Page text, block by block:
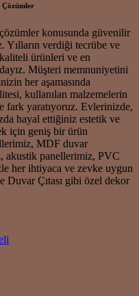
konusunda güvenilir
Yılların verdiği tecrübe ve
ürünleri ve en
Müşteri memnuniyetini
her aşamasında
kullanılan malzemelerin
fark yaratıyoruz. Evlerinizde,
hayal ettiğiniz estetik ve
için geniş bir ürün
MDF duvar
akustik panellerimiz, PVC
her ihtiyaca ve zevke uygun
Çıtası gibi özel dekor